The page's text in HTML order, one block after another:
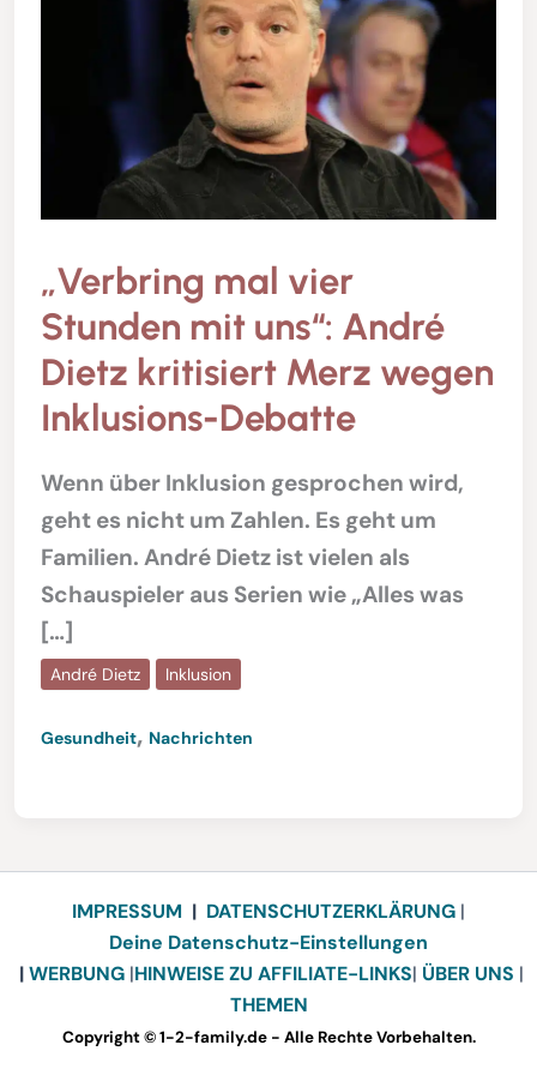
„Verbring mal vier
Stunden mit uns“: André
Dietz kritisiert Merz wegen
Inklusions-Debatte
Wenn über Inklusion gesprochen wird,
geht es nicht um Zahlen. Es geht um
Familien. André Dietz ist vielen als
Schauspieler aus Serien wie „Alles was
[…]
André Dietz Inklusion
Gesundheit, Nachrichten
IMPRESSUM | DATENSCHUTZERKLÄRUNG |
Deine Datenschutz-Einstellungen
|WERBUNG |HINWEISE ZU AFFILIATE-LINKS| ÜBER UNS |
THEMEN
Copyright © 1-2-family.de - Alle Rechte Vorbehalten.